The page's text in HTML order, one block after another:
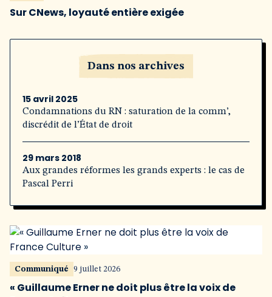
Sur CNews, loyauté entière exigée
Dans nos archives
15 avril 2025
Condamnations du RN : saturation de la comm’,
discrédit de l’État de droit
29 mars 2018
Aux grandes réformes les grands experts : le cas de
Pascal Perri
Communiqué 9 juillet 2026
« Guillaume Erner ne doit plus être la voix de